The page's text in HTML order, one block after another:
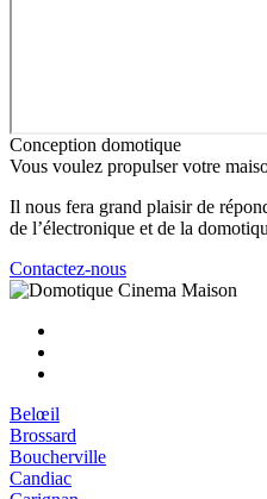
Conception domotique
Vous voulez propulser votre
Il nous fera grand plaisir de
de l’électronique et de la
Contactez-nous
Belœil
Brossard
Boucherville
Candiac